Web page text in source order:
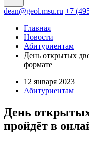
dean@geol.msu.ru +7
Главная
Новости
Абитуриентам
День открытых
формате
12 января 2023
Абитуриентам
День
пройдёт в